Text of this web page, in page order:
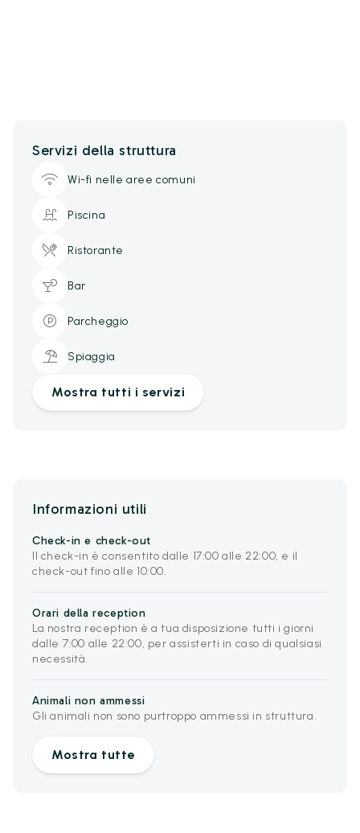
Servizi della struttura
Wi-fi nelle aree comuni
Piscina
Ristorante
Bar
Parcheggio
Spiaggia
Mostra tutti i servizi
Informazioni utili
Check-in e check-out
Il check-in è consentito dalle 17:00 alle 22:00, e il
check-out fino alle 10:00.
Orari della reception
La nostra reception è a tua disposizione tutti i giorni
dalle 7:00 alle 22:00, per assisterti in caso di qualsiasi
necessità.
Animali non ammessi
Gli animali non sono purtroppo ammessi in struttura.
Mostra tutte